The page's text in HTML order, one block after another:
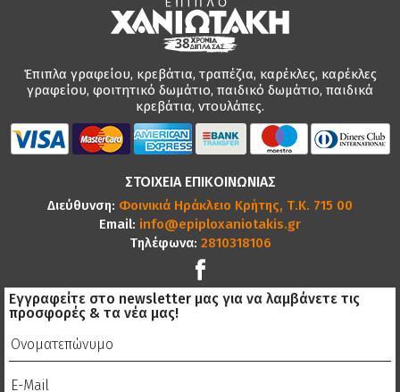
Έπιπλα γραφείου, κρεβάτια, τραπέζια, καρέκλες, καρέκλες
γραφείου, φοιτητικό δωμάτιο, παιδικό δωμάτιο, παιδικά
κρεβάτια, ντουλάπες.
ΣΤΟΙΧΕΙΑ ΕΠΙΚΟΙΝΩΝΙΑΣ
Διεύθυνση: Φοινικιά Ηράκλειο Κρήτης, Τ.Κ. 715 00
Email: info@epiploxaniotakis.gr
Τηλέφωνα: 2810318106
Εγγραφείτε στο newsletter μας για να λαμβάνετε τις
προσφορές & τα νέα μας!